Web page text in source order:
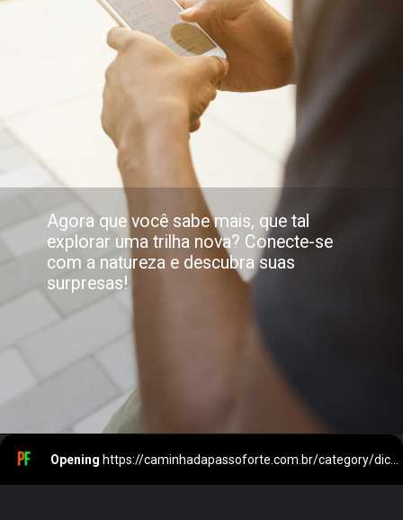
Agora que você sabe mais, que tal
explorar uma trilha nova? Conecte-se
com a natureza e descubra suas
surpresas!
Opening